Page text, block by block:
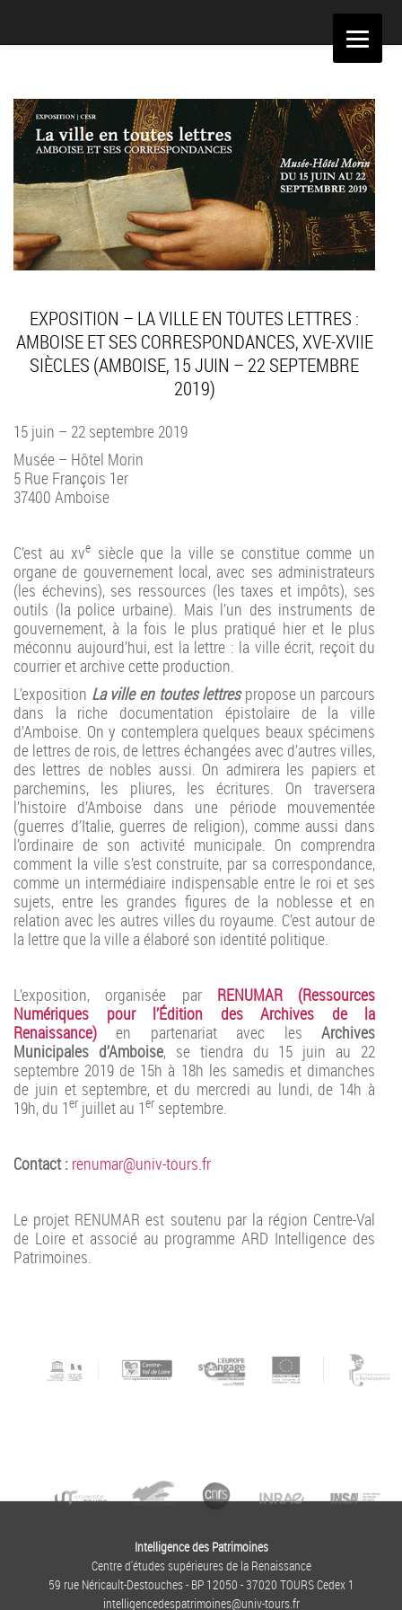
Aller
EXPOSITION – LA VILLE EN TOUTES LETTRES :
AMBOISE ET SES CORRESPONDANCES, XVE-XVIIE
SIÈCLES (AMBOISE, 15 JUIN – 22 SEPTEMBRE
2019)
15 juin – 22 septembre 2019
Musée – Hôtel Morin
5 Rue François 1er
37400 Amboise
C’est au xve siècle que la ville se constitue comme un
organe de gouvernement local, avec ses administrateurs
(les échevins), ses ressources (les taxes et impôts), ses
outils (la police urbaine). Mais l’un des instruments de
gouvernement, à la fois le plus pratiqué hier et le plus
méconnu aujourd’hui, est la lettre : la ville écrit, reçoit du
courrier et archive cette production.
L’exposition La ville en toutes lettrespropose un parcours
dans la riche documentation épistolaire de la ville
d’Amboise. On y contemplera quelques beaux spécimens
de lettres de rois, de lettres échangées avec d’autres villes,
des lettres de nobles aussi. On admirera les papiers et
parchemins, les pliures, les écritures. On traversera
l’histoire d’Amboise dans une période mouvementée
(guerres d’Italie, guerres de religion), comme aussi dans
l’ordinaire de son activité municipale. On comprendra
comment la ville s’est construite, par sa correspondance,
comme un intermédiaire indispensable entre le roi et ses
sujets, entre les grandes figures de la noblesse et en
relation avec les autres villes du royaume. C’est autour de
la lettre que la ville a élaboré son identité politique.
L’exposition, organisée par RENUMAR (Ressources
Numériques pour l’Édition des Archives de la
Renaissance)en partenariat avec lesArchives
Municipales d’Amboise, se tiendra du 15 juin au 22
septembre 2019 de 15h à 18h les samedis et dimanches
de juin et septembre, et du mercredi au lundi, de 14h à
19h, du 1er juillet au 1er septembre.
Contact : renumar@univ-tours.fr
Le projet RENUMAR est soutenu par la région Centre-Val
de Loire et associé au programme ARD Intelligence des
Patrimoines.
Intelligence des Patrimoines
Centre d'études supérieures de la Renaissance
59 rue Néricault-Destouches - BP 12050 - 37020 TOURS Cedex 1
intelligencedespatrimoines@univ-tours.fr